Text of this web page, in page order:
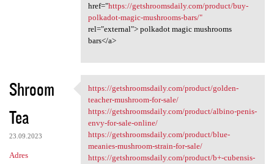
href="https://getshroomsdaily.com/product/buy-
polkadot-magic-mushrooms-bars/"
rel="external"> polkadot magic mushrooms
bars</a>
Shroom
Tea
23.09.2023
Adres
https://getshroomsdaily.com
https://getshroomsdaily.com/product/golden-
teacher-mushroom-for-sale/
https://getshroomsdaily.com/product/albino-penis-
envy-for-sale-online/
https://getshroomsdaily.com/product/blue-
meanies-mushroom-strain-for-sale/
https://getshroomsdaily.com/product/b+-cubensis-